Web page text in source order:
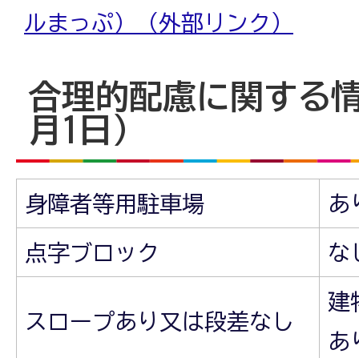
ルまっぷ）（外部リンク）
合理的配慮に関する
月1日）
身障者等用駐車場 あ
点字ブロック な
スロープあり又は段差なし
建
あ